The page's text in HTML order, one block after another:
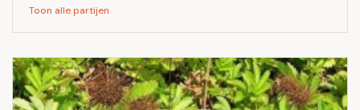
Toon alle partijen